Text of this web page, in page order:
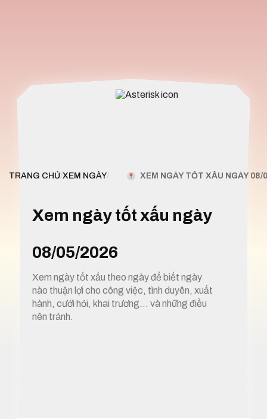
TRANG CHỦ/XEM NGÀY/ XEM NGÀY TỐT XẤU NGÀY 08/
Xem ngày tốt xấu ngày
08/05/2026
Xem ngày tốt xấu theo ngày để biết ngày
nào thuận lợi cho công việc, tình duyên, xuất
hành, cưới hỏi, khai trương… và những điều
nên tránh.